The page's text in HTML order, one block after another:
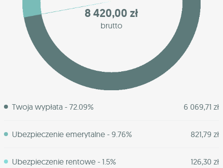
8 420,00 zł
brutto
Twoja wypłata - 72.09% 6 069,71 zł
Ubezpieczenie emerytalne - 9.76% 821,79 zł
Ubezpieczenie rentowe - 1.5% 126,30 zł